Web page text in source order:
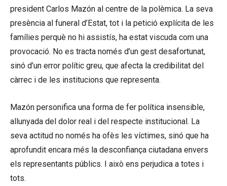
president Carlos Mazón al centre de la polèmica. La seva
presència al funeral d’Estat, tot i la petició explícita de les
famílies perquè no hi assistís, ha estat viscuda com una
provocació. No es tracta només d’un gest desafortunat,
sinó d’un error polític greu, que afecta la credibilitat del
càrrec i de les institucions que representa.
Mazón personifica una forma de fer política insensible,
allunyada del dolor real i del respecte institucional. La
seva actitud no només ha ofès les víctimes, sinó que ha
aprofundit encara més la desconfiança ciutadana envers
els representants públics. I això ens perjudica a totes i
tots.